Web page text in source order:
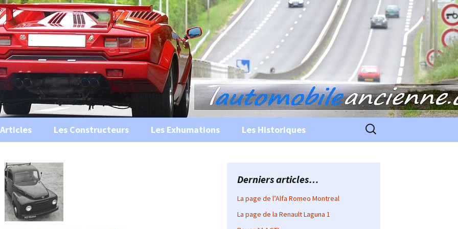
Ancienne
historiques …
évènements
musées
Les Constructeurs Les Exhumations Les Historiques Rechercher :
Derniers articles…
La page de l’Alfa Romeo Montreal
La page de la Renault Laguna 1